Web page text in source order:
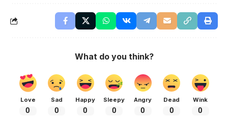
What do you think?
Love
0
Sad
0
Happy
0
Sleepy
0
Angry
0
Dead
0
Wink
0